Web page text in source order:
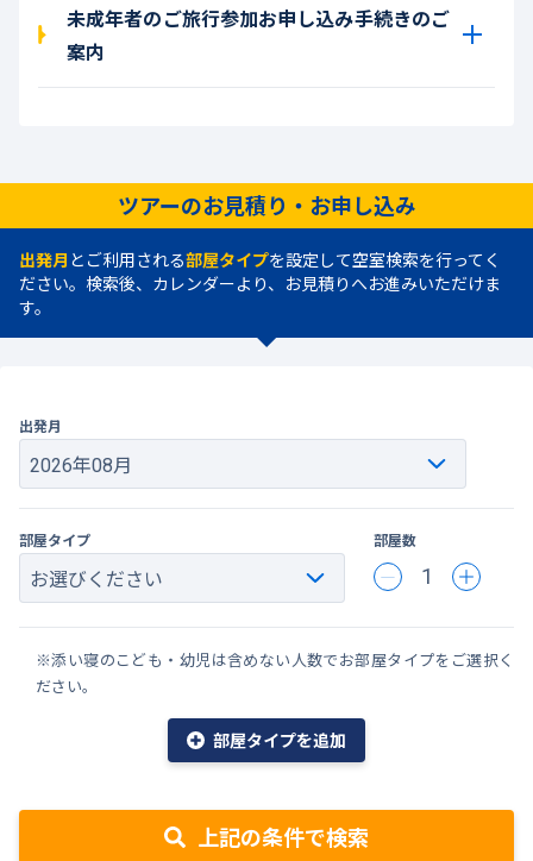
未成年者のご旅行参加お申し込み手続きのご
案内
ツアーのお見積り・お申し込み
出発月 とご利用される部屋タイプを設定して空室検索を行ってく
ださい。検索後、カレンダーより、お見積りへお進みいただけま
す。
出発月
部屋タイプ 部屋数
1
※添い寝のこども・幼児は含めない人数でお部屋タイプをご選択く
ださい。
部屋タイプを追加
上記の条件で検索